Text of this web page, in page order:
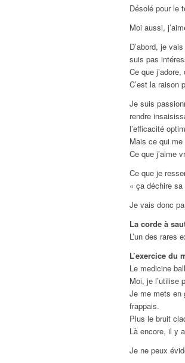
Désolé pour le
Moi aussi,
D’abord, je
suis pas
Ce que j’adore,
C’est la raison
Je suis
rendre
l’efficacité
Mais ce qui me
Ce que j’aime
Ce que je
« ça déchire sa
Je vais donc
La corde à
L’un des rares
L’exercice du
Le medicine
Moi, je l’utilise
Je me mets en
frappais.
Plus le bruit
Là encore, il y
Je ne peux